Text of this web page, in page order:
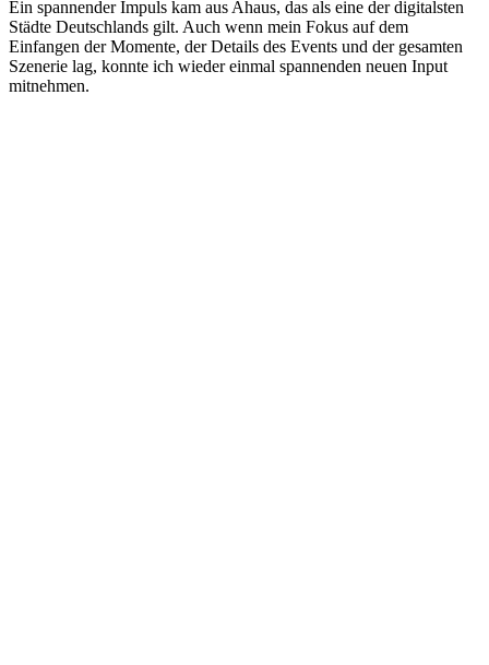
Ein spannender Impuls kam aus Ahaus, das als eine der digitalsten
Städte Deutschlands gilt. Auch wenn mein Fokus auf dem
Einfangen der Momente, der Details des Events und der gesamten
Szenerie lag, konnte ich wieder einmal spannenden neuen Input
mitnehmen.